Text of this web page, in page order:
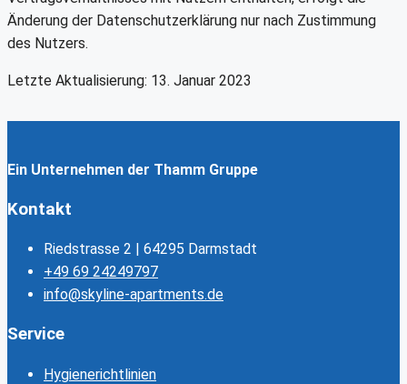
Änderung der Datenschutzerklärung nur nach Zustimmung
des Nutzers.
Letzte Aktualisierung: 13. Januar 2023
Ein Unternehmen der Thamm Gruppe
Kontakt
Riedstrasse 2 | 64295 Darmstadt
+49 69 24249797
info@skyline-apartments.de
Service
Hygienerichtlinien